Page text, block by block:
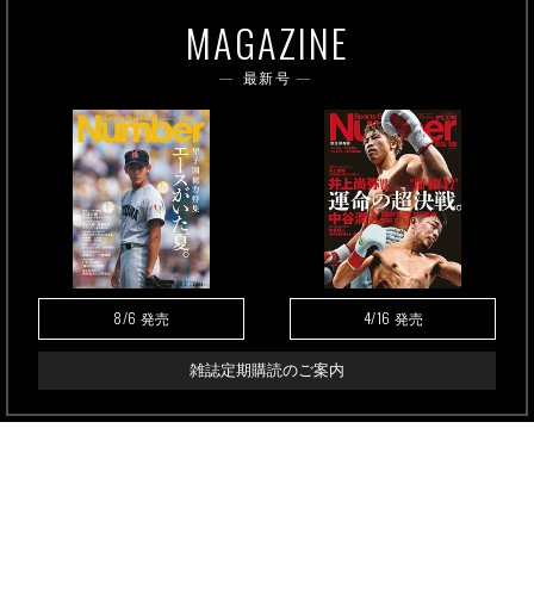
MAGAZINE
最新号
8/6 発売 4/16 発売
雑誌定期購読のご案内